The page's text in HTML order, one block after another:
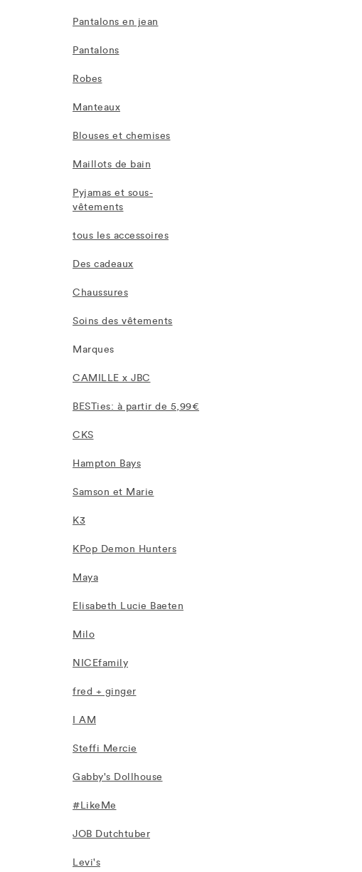
Pantalons en jean
Pantalons
Robes
Manteaux
Blouses et chemises
Maillots de bain
Pyjamas et sous-
vêtements
tous les accessoires
Des cadeaux
Chaussures
Soins des vêtements
Marques
CAMILLE x JBC
BESTies: à partir de 5,99€
CKS
Hampton Bays
Samson et Marie
K3
KPop Demon Hunters
Maya
Elisabeth Lucie Baeten
Milo
NICEfamily
fred + ginger
I AM
Steffi Mercie
Gabby's Dollhouse
#LikeMe
JOB Dutchtuber
Levi's